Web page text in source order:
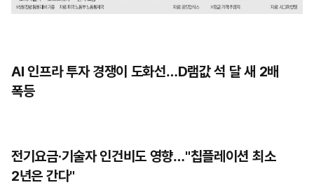
AI 인프라 투자 경쟁이 도화선…D램값 석 달 새 2배
폭등
전기요금·기술자 인건비도 영향…"칩플레이션 최소
2년은 간다"